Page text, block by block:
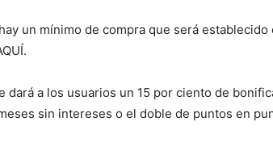
un mínimo de compra que será
dará a los usuarios un 15 por ciento de
sin intereses o el doble de puntos en